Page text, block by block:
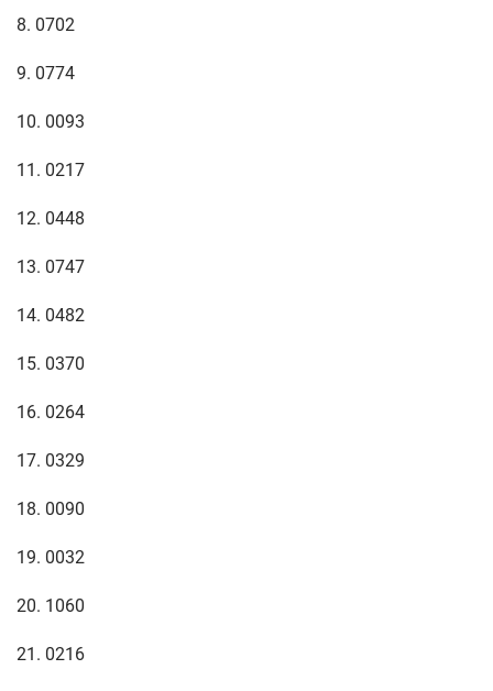
8. 0702
9. 0774
10. 0093
11. 0217
12. 0448
13. 0747
14. 0482
15. 0370
16. 0264
17. 0329
18. 0090
19. 0032
20. 1060
21. 0216